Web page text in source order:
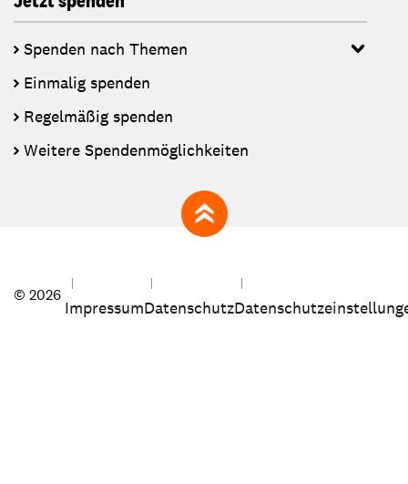
Spenden nach Themen
Einmalig spenden
Regelmäßig spenden
Weitere Spendenmöglichkeiten
zum Seitenanfang
© 2026
ImpressumDatenschutz